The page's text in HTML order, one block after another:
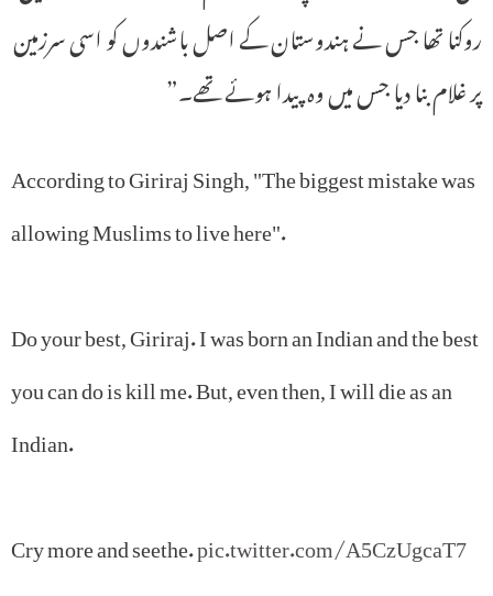
روکنا تھا جس نے ہندوستان کے اصل باشندوں کو اسی سرزمین
پر غلام بنا دیا جس میں وہ پیدا ہوئے تھے۔”
According to Giriraj Singh, "The biggest mistake was
allowing Muslims to live here".
Do your best, Giriraj. I was born an Indian and the best
you can do is kill me. But, even then, I will die as an
Indian.
Cry more and seethe.pic.twitter.com/A5CzUgcaT7